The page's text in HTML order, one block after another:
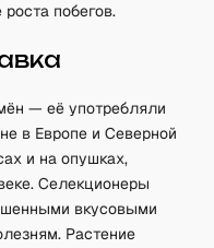
побегов.
— её употребляли
в Европе и Северной
и на опушках,
Селекционеры
вкусовыми
Растение